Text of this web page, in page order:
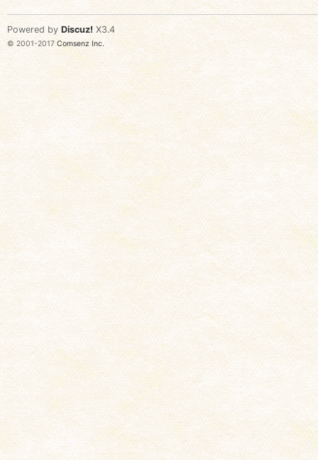
Powered by Discuz! X3.4
© 2001-2017 Comsenz Inc.